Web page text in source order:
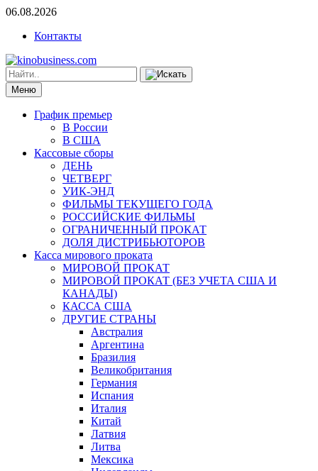
06.08.2026
Контакты
Меню
График премьер
В России
В США
Кассовые сборы
ДЕНЬ
ЧЕТВЕРГ
УИК-ЭНД
ФИЛЬМЫ ТЕКУЩЕГО ГОДА
РОССИЙСКИЕ ФИЛЬМЫ
ОГРАНИЧЕННЫЙ ПРОКАТ
ДОЛЯ ДИСТРИБЬЮТОРОВ
Касса мирового проката
МИРОВОЙ ПРОКАТ
МИРОВОЙ ПРОКАТ (БЕЗ УЧЕТА США И
КАНАДЫ)
КАССА США
ДРУГИЕ СТРАНЫ
Австралия
Аргентина
Бразилия
Великобритания
Германия
Испания
Италия
Китай
Латвия
Литва
Мексика